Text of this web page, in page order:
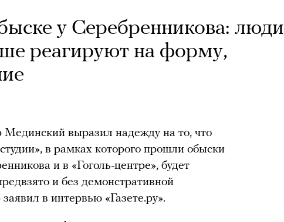
у Серебренникова: люди
реагируют на форму,
выразил надежду на то, что
в рамках которого прошли обыски
и в «Гоголь-центре», будет
и без демонстративной
в интервью «Газете.ру».